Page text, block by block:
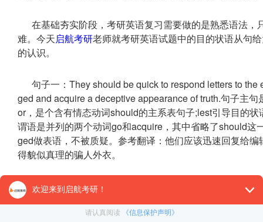
在基础夯实阶段，考研英语复习需要做的是熟悉语法
难。今天启航考研老师就考研英语试题中的目的状语从句
的认识。
句子一：They should be quick to respond letters to
ged and acquire a deceptive appearance of truth.句子主
or，是个含有情态动词should的主系表句子;lest引导目的
谓语是并列的两个动词go和acquire，其中省略了should
ged做表语，不被质疑。参考翻译：他们应该迅速回复给
得貌似真理的骗人外衣。
句子二：In addition，the cameraman must have a
people and objects in each shot will produce the desired
man must have a knowledge of composition，其中主语